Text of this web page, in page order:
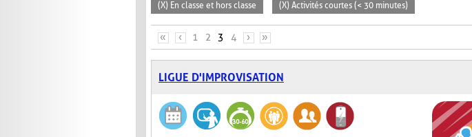
(X) En classe et hors classe (X) Activités courtes (< 30 minutes)
PAGES
« ‹ 1 2 3 4 › »
LIGUE D'IMPROVISATION